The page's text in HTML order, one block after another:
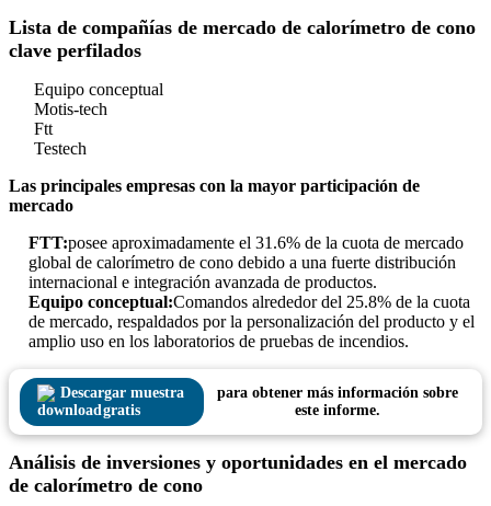
Lista de compañías de mercado de calorímetro de cono
clave perfilados
Equipo conceptual
Motis-tech
Ftt
Testech
Las principales empresas con la mayor participación de
mercado
FTT:posee aproximadamente el 31.6% de la cuota de mercado
global de calorímetro de cono debido a una fuerte distribución
internacional e integración avanzada de productos.
Equipo conceptual:Comandos alrededor del 25.8% de la cuota
de mercado, respaldados por la personalización del producto y el
amplio uso en los laboratorios de pruebas de incendios.
Descargar muestra
gratis
para obtener más información sobre
este informe.
Análisis de inversiones y oportunidades en el mercado
de calorímetro de cono